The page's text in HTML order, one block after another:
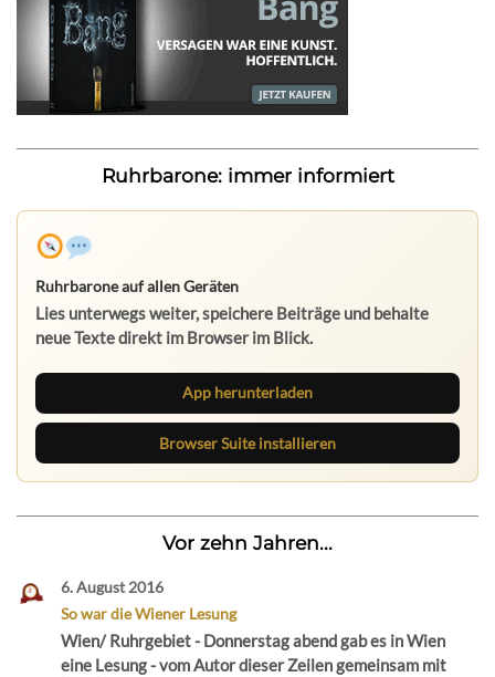
Ruhrbarone: immer informiert
Ruhrbarone auf allen Geräten
Lies unterwegs weiter, speichere Beiträge und behalte
neue Texte direkt im Browser im Blick.
App herunterladen
Browser Suite installieren
Vor zehn Jahren...
6. August 2016
So war die Wiener Lesung
Wien/ Ruhrgebiet - Donnerstag abend gab es in Wien
eine Lesung - vom Autor dieser Zeilen gemeinsam mit